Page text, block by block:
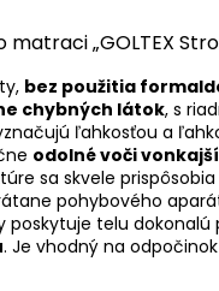
„GOLTEX
bez použitia
chybných látok, s
ľahkosťou a
odolné voči
sa skvele
pohybového
poskytuje telu
. Je vhodný na